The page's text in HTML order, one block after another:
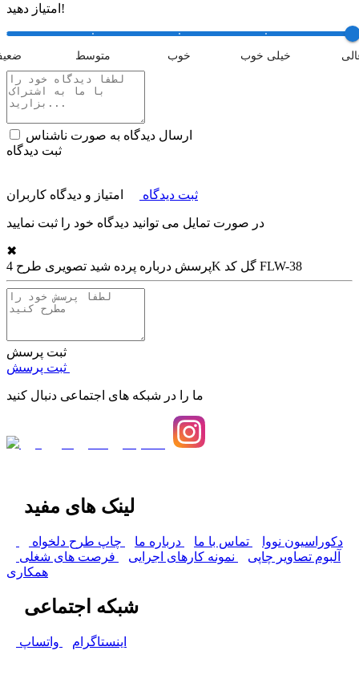
امتیاز دهید!
متوسط خوب خیلی خوب
ارسال دیدگاه به صورت ناشناس
ثبت دیدگاه
ثبت دیدگاه امتیاز و دیدگاه کاربران
در صورت تمایل می توانید دیدگاه خود را ثبت نمایید
✖
پرسش درباره
پرده شید تصویری طرح 4K گل کد FLW-38
ثبت پرسش
ما را در شبکه های اجتماعی دنبال کنید
لینک های مفید
دکوراسیون نووا تماس با ما درباره ما
چاپ طرح دلخواه
آلبوم تصاویر چاپی
نمونه کارهای اجرایی
فرصت های شغلی
همکاری
شبکه اجتماعی
اینستاگرام واتساپ